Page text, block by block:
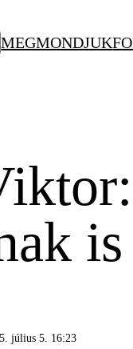
MEGMONDJUK
július 5. 16:23